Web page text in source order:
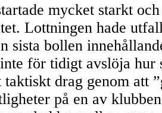
mycket starkt
Lottningen hade
sista bollen
för tidigt avslöja hur
taktiskt drag genom att
på en av